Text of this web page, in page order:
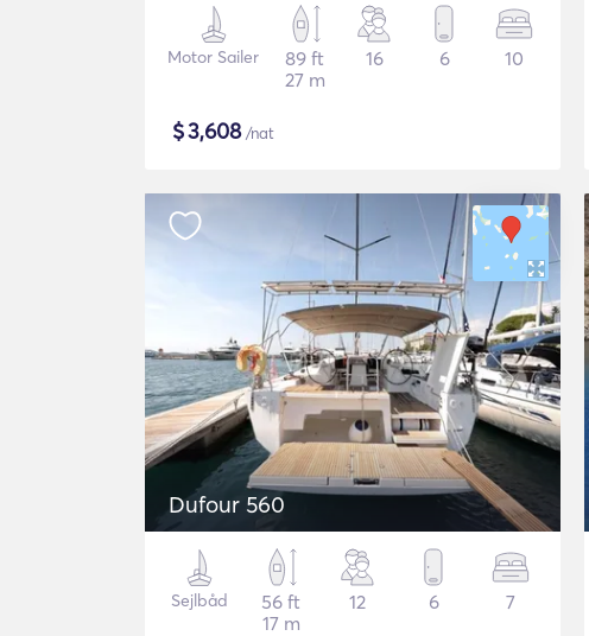
Motor Sailer
89 ft
27 m
16 6 10
$3,608/nat
Dufour 560
Sejlbåd
56 ft
17 m
12 6 7